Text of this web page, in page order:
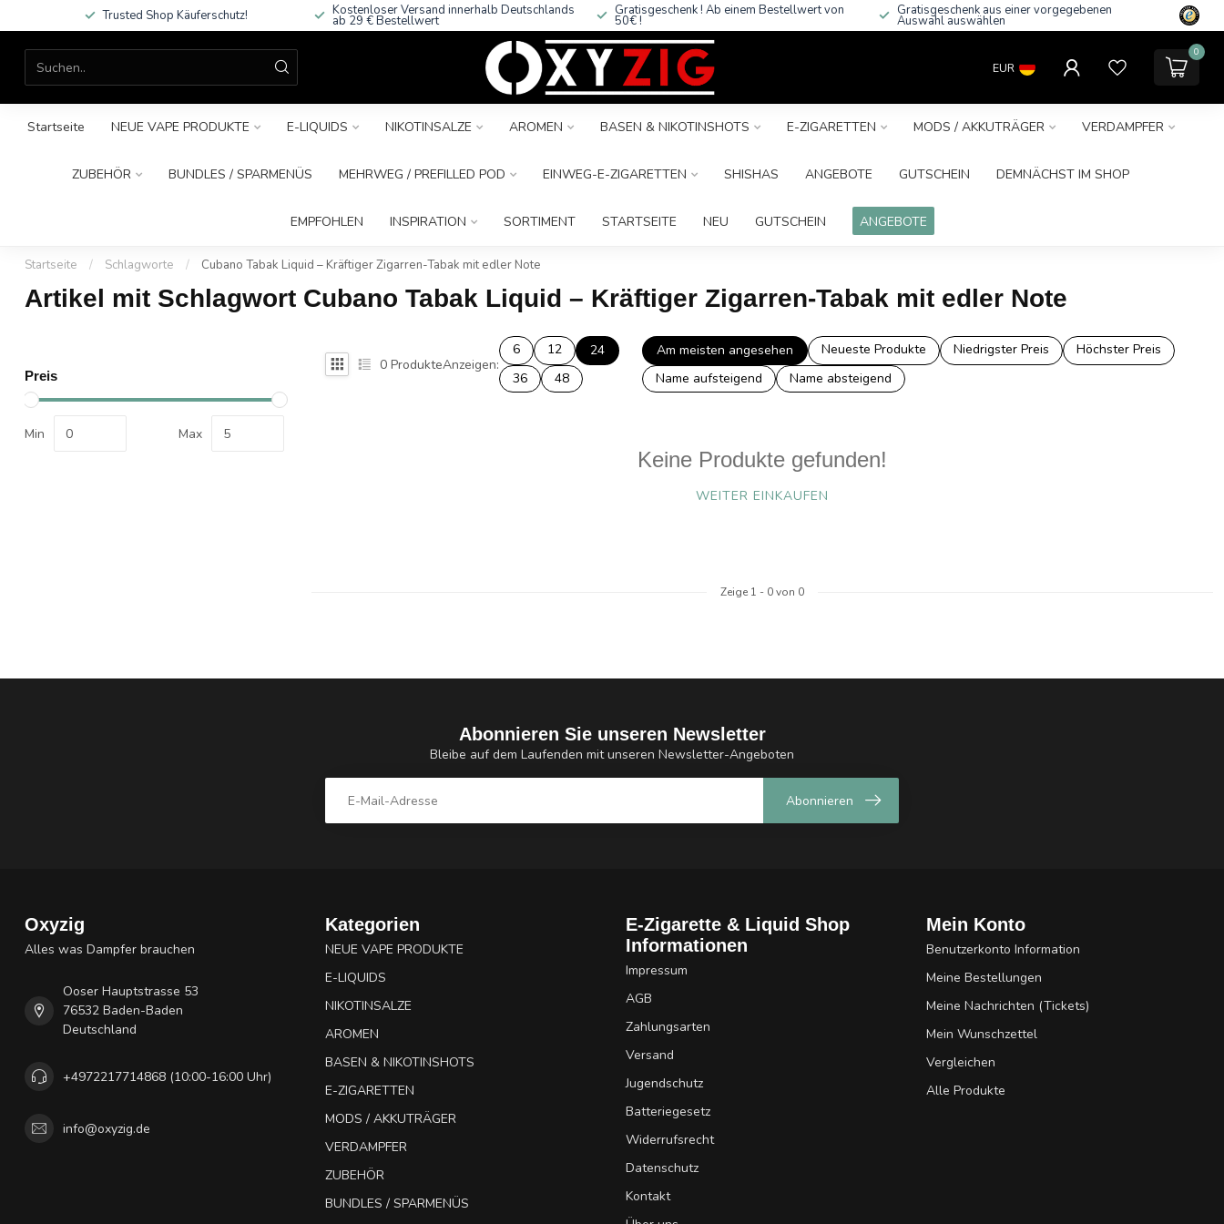
Trusted Shop Käuferschutz! Kostenloser Versand innerhalb Deutschlands
ab 29 € Bestellwert
Gratisgeschenk ! Ab einem Bestellwert von
50€ !
Gratisgeschenk aus einer vorgegebenen
Auswahl auswählen
EUR
0
Startseite NEUE VAPE PRODUKTE E-LIQUIDS NIKOTINSALZE AROMEN BASEN & NIKOTINSHOTS E-ZIGARETTEN MODS / AKKUTRÄGER VERDAMPFER
ZUBEHÖR BUNDLES / SPARMENÜS MEHRWEG / PREFILLED POD EINWEG-E-ZIGARETTEN SHISHAS ANGEBOTE GUTSCHEIN DEMNÄCHST IM SHOP
EMPFOHLEN INSPIRATION SORTIMENT STARTSEITE NEU GUTSCHEIN ANGEBOTE
Startseite / Schlagworte / Cubano Tabak Liquid – Kräftiger Zigarren-Tabak mit edler Note
Artikel mit Schlagwort Cubano Tabak Liquid – Kräftiger Zigarren-Tabak mit edler Note
Preis
Min Max
0 ProdukteAnzeigen:
6 12
24
36
48
Am meisten angesehen Neueste Produkte Niedrigster Preis
Höchster Preis
Name aufsteigend
Name absteigend
Keine Produkte gefunden!
WEITER EINKAUFEN
Zeige 1 - 0von 0
Abonnieren Sie unseren Newsletter
Bleibe auf dem Laufenden mit unseren Newsletter-Angeboten
Abonnieren
Oxyzig
Alles was Dampfer brauchen
Ooser Hauptstrasse 53
76532 Baden-Baden
Deutschland
+4972217714868 (10:00-16:00 Uhr)
info@oxyzig.de
Kategorien
NEUE VAPE PRODUKTE
E-LIQUIDS
NIKOTINSALZE
AROMEN
BASEN & NIKOTINSHOTS
E-ZIGARETTEN
MODS / AKKUTRÄGER
VERDAMPFER
ZUBEHÖR
BUNDLES / SPARMENÜS
E-Zigarette & Liquid Shop
Informationen
Impressum
AGB
Zahlungsarten
Versand
Jugendschutz
Batteriegesetz
Widerrufsrecht
Datenschutz
Kontakt
Mein Konto
Benutzerkonto Information
Meine Bestellungen
Meine Nachrichten (Tickets)
Mein Wunschzettel
Vergleichen
Alle Produkte